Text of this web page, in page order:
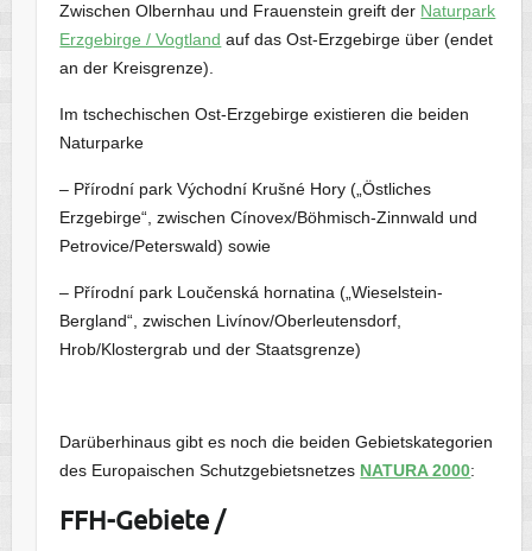
Zwischen Olbernhau und Frauenstein greift der Naturpark
Erzgebirge / Vogtland auf das Ost-Erzgebirge über (endet
an der Kreisgrenze).
Im tschechischen Ost-Erzgebirge existieren die beiden
Naturparke
– Přírodní park Východní Krušné Hory („Östliches
Erzgebirge“, zwischen Cínovex/Böhmisch-Zinnwald und
Petrovice/Peterswald) sowie
– Přírodní park Loučenská hornatina („Wieselstein-
Bergland“, zwischen Livínov/Oberleutensdorf,
Hrob/Klostergrab und der Staatsgrenze)
Darüberhinaus gibt es noch die beiden Gebietskategorien
des Europaischen Schutzgebietsnetzes NATURA 2000:
FFH-Gebiete /